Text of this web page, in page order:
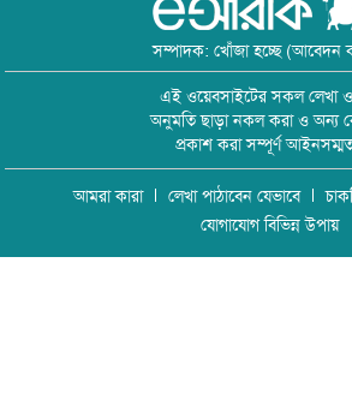
সম্পাদক: খোঁজা হচ্ছে (আবেদন
এই ওয়েবসাইটের সকল লেখা
অনুমতি ছাড়া নকল করা ও অন্য
প্রকাশ করা সম্পূর্ণ
আমরা কারা লেখা পাঠাবেন যেভাবে
যোগাযোগ বিভিন্ন উপায়